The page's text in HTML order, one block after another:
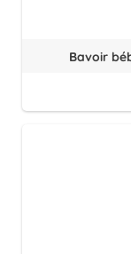
Bavoir